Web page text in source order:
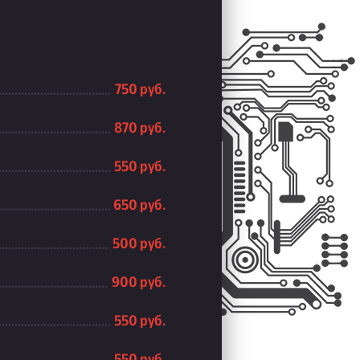
750 руб.
870 руб.
550 руб.
650 руб.
500 руб.
900 руб.
550 руб.